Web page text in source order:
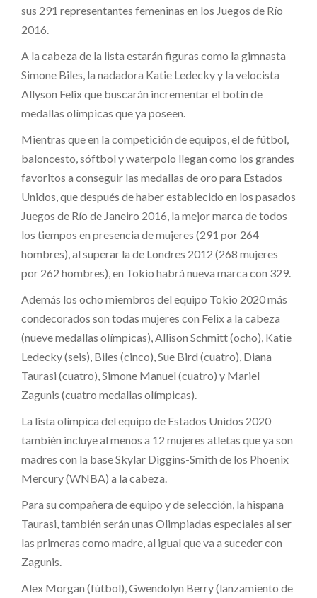
sus 291 representantes femeninas en los Juegos de Río
2016.
A la cabeza de la lista estarán figuras como la gimnasta
Simone Biles, la nadadora Katie Ledecky y la velocista
Allyson Felix que buscarán incrementar el botín de
medallas olímpicas que ya poseen.
Mientras que en la competición de equipos, el de fútbol,
baloncesto, sóftbol y waterpolo llegan como los grandes
favoritos a conseguir las medallas de oro para Estados
Unidos, que después de haber establecido en los pasados
Juegos de Río de Janeiro 2016, la mejor marca de todos
los tiempos en presencia de mujeres (291 por 264
hombres), al superar la de Londres 2012 (268 mujeres
por 262 hombres), en Tokio habrá nueva marca con 329.
Además los ocho miembros del equipo Tokio 2020 más
condecorados son todas mujeres con Felix a la cabeza
(nueve medallas olímpicas), Allison Schmitt (ocho), Katie
Ledecky (seis), Biles (cinco), Sue Bird (cuatro), Diana
Taurasi (cuatro), Simone Manuel (cuatro) y Mariel
Zagunis (cuatro medallas olímpicas).
La lista olímpica del equipo de Estados Unidos 2020
también incluye al menos a 12 mujeres atletas que ya son
madres con la base Skylar Diggins-Smith de los Phoenix
Mercury (WNBA) a la cabeza.
Para su compañera de equipo y de selección, la hispana
Taurasi, también serán unas Olimpiadas especiales al ser
las primeras como madre, al igual que va a suceder con
Zagunis.
Alex Morgan (fútbol), Gwendolyn Berry (lanzamiento de